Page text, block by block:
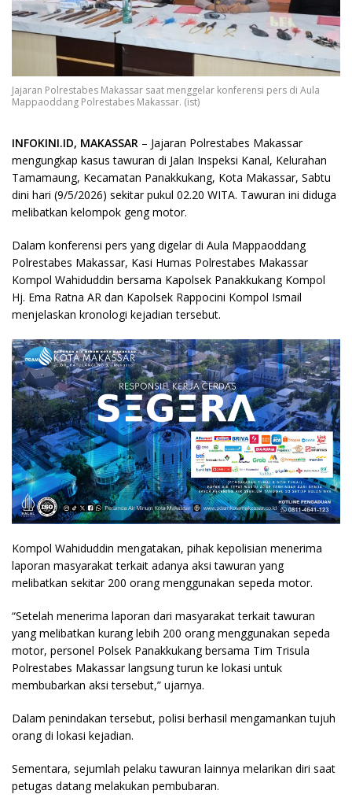
Jajaran Polrestabes Makassar saat menggelar konferensi pers di Aula
Mappaoddang Polrestabes Makassar. (ist)
INFOKINI.ID, MAKASSAR – Jajaran Polrestabes Makassar
mengungkap kasus tawuran di Jalan Inspeksi Kanal, Kelurahan
Tamamaung, Kecamatan Panakkukang, Kota Makassar, Sabtu
dini hari (9/5/2026) sekitar pukul 02.20 WITA. Tawuran ini diduga
melibatkan kelompok geng motor.
Dalam konferensi pers yang digelar di Aula Mappaoddang
Polrestabes Makassar, Kasi Humas Polrestabes Makassar
Kompol Wahiduddin bersama Kapolsek Panakkukang Kompol
Hj. Ema Ratna AR dan Kapolsek Rappocini Kompol Ismail
menjelaskan kronologi kejadian tersebut.
Kompol Wahiduddin mengatakan, pihak kepolisian menerima
laporan masyarakat terkait adanya aksi tawuran yang
melibatkan sekitar 200 orang menggunakan sepeda motor.
“Setelah menerima laporan dari masyarakat terkait tawuran
yang melibatkan kurang lebih 200 orang menggunakan sepeda
motor, personel Polsek Panakkukang bersama Tim Trisula
Polrestabes Makassar langsung turun ke lokasi untuk
membubarkan aksi tersebut,” ujarnya.
Dalam penindakan tersebut, polisi berhasil mengamankan tujuh
orang di lokasi kejadian.
Sementara, sejumlah pelaku tawuran lainnya melarikan diri saat
petugas datang melakukan pembubaran.